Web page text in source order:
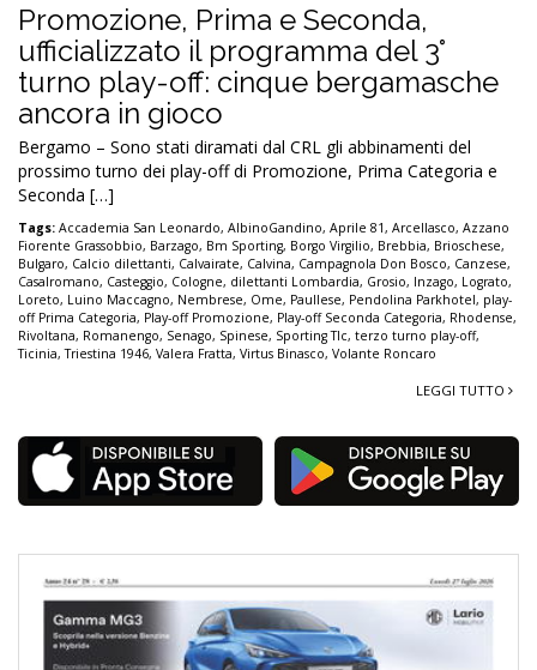
Promozione, Prima e Seconda,
ufficializzato il programma del 3°
turno play-off: cinque bergamasche
ancora in gioco
Bergamo – Sono stati diramati dal CRL gli abbinamenti del
prossimo turno dei play-off di Promozione, Prima Categoria e
Seconda […]
Tags: Accademia San Leonardo, AlbinoGandino, Aprile 81, Arcellasco, Azzano
Fiorente Grassobbio, Barzago, Bm Sporting, Borgo Virgilio, Brebbia, Brioschese,
Bulgaro, Calcio dilettanti, Calvairate, Calvina, Campagnola Don Bosco, Canzese,
Casalromano, Casteggio, Cologne, dilettanti Lombardia, Grosio, Inzago, Lograto,
Loreto, Luino Maccagno, Nembrese, Ome, Paullese, Pendolina Parkhotel, play-
off Prima Categoria, Play-off Promozione, Play-off Seconda Categoria, Rhodense,
Rivoltana, Romanengo, Senago, Spinese, Sporting Tlc, terzo turno play-off,
Ticinia,Triestina 1946, Valera Fratta, Virtus Binasco, Volante Roncaro
LEGGI TUTTO